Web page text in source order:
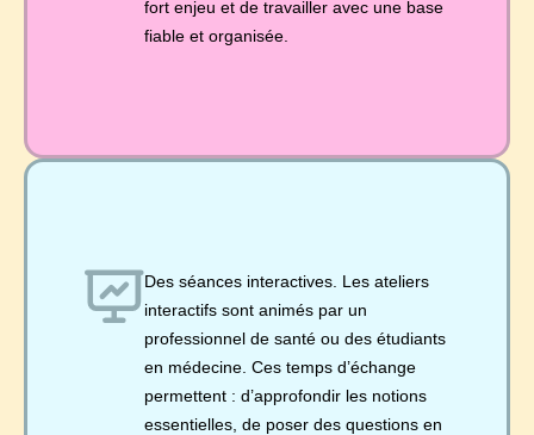
fort enjeu et de travailler avec une base
fiable et organisée.
Des séances interactives. Les ateliers
interactifs sont animés par un
professionnel de santé ou des étudiants
en médecine. Ces temps d’échange
permettent : d’approfondir les notions
essentielles, de poser des questions en